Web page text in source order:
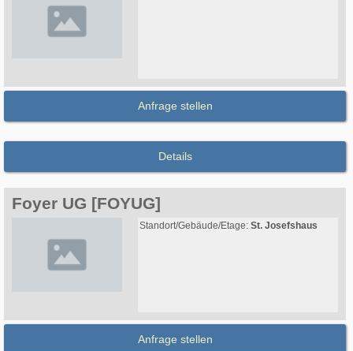
Anfrage stellen
Details
Foyer UG [FOYUG]
Standort/Gebäude/Etage: St. Josefshaus
Anfrage stellen